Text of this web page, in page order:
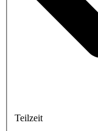
Teilzeit